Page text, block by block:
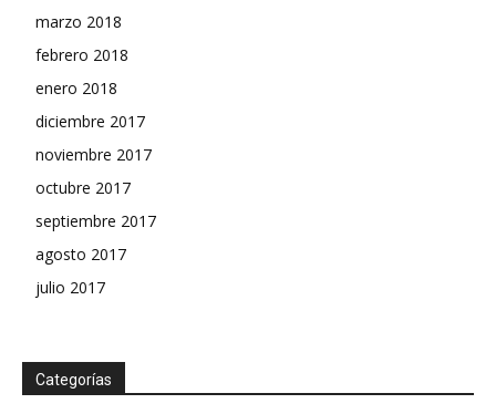
marzo 2018
febrero 2018
enero 2018
diciembre 2017
noviembre 2017
octubre 2017
septiembre 2017
agosto 2017
julio 2017
Categorías